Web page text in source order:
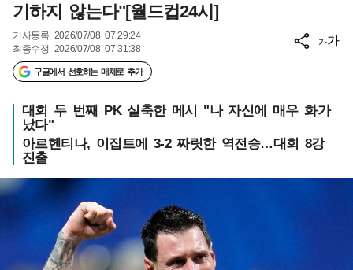
기하지 않는다"[월드컵24시]
기사등록 2026/07/08 07:29:24
최종수정 2026/07/08 07:31:38
구글에서 선호하는 매체로 추가
가가
대회 두 번째 PK 실축한 메시 "나 자신에 매우 화가
났다"
아르헨티나, 이집트에 3-2 짜릿한 역전승…대회 8강
진출